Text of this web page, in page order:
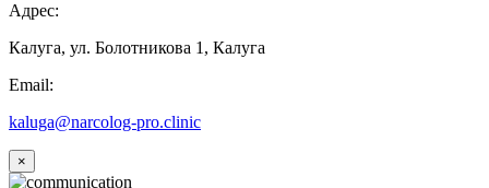
Адрес:
Калуга, ул. Болотникова 1, Калуга
Email:
kaluga@narcolog-pro.clinic
×